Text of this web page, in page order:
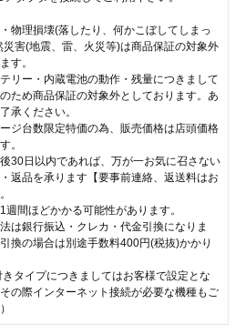
物理損壊(落したり、何かこぼしてしまっ
災害(地震、雷、火災等)は商品保証の対象外
す。
リー・内蔵電池の動作・残量につきまして
ため商品保証の対象外としております。あ
承ください。
ジ台数限定特価の為、販売価格は店頭価格
。
30日以内であれば、万が一お気に召さない
返品を承ります【要事前連絡、返送料はお
間ほどかかる可能性があります。
は銀行振込・クレカ・代金引換になりま
換の場合は別途手数料400円(税抜)かかり
タイプにつきましてはお客様で設定とな
の際インターネット接続が必要な機種もご